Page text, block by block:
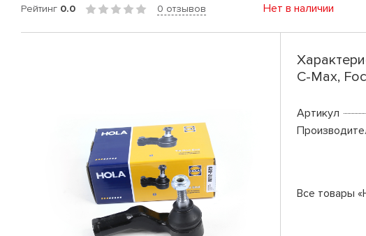
Рейтинг 0.0 0 отзывов Нет в наличии
C-Max,
Артикул
Все товары